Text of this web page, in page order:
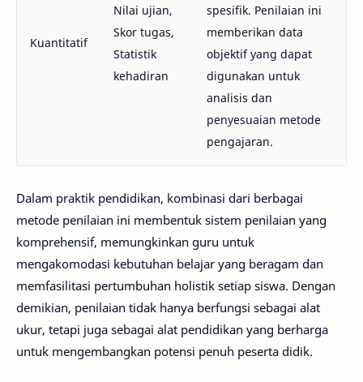
Kuantitatif
Nilai ujian,
Skor tugas,
Statistik
kehadiran
spesifik. Penilaian ini
memberikan data
objektif yang dapat
digunakan untuk
analisis dan
penyesuaian metode
pengajaran.
Dalam praktik pendidikan, kombinasi dari berbagai
metode penilaian ini membentuk sistem penilaian yang
komprehensif, memungkinkan guru untuk
mengakomodasi kebutuhan belajar yang beragam dan
memfasilitasi pertumbuhan holistik setiap siswa. Dengan
demikian, penilaian tidak hanya berfungsi sebagai alat
ukur, tetapi juga sebagai alat pendidikan yang berharga
untuk mengembangkan potensi penuh peserta didik.